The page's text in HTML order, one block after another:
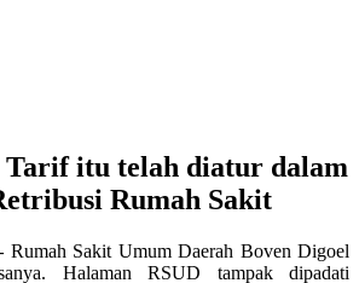
itu telah diatur dalam
Rumah Sakit
Rumah Sakit Umum Daerah Boven Digoel
Halaman RSUD tampak dipadati